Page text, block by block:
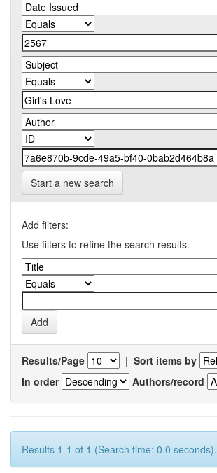
Start a new search
Add filters:
Use filters to refine the search results.
Results/Page | Sort items by
In order
Authors/record
Results 1-1 of 1 (Search time: 0.0 seconds).